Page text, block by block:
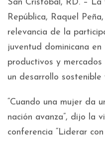
San Cristóbal, RD. –
República, Raquel
relevancia de la
juventud dominicana
productivos y
un desarrollo
“Cuando una mujer da
nación avanza”, dijo la
conferencia “Liderar